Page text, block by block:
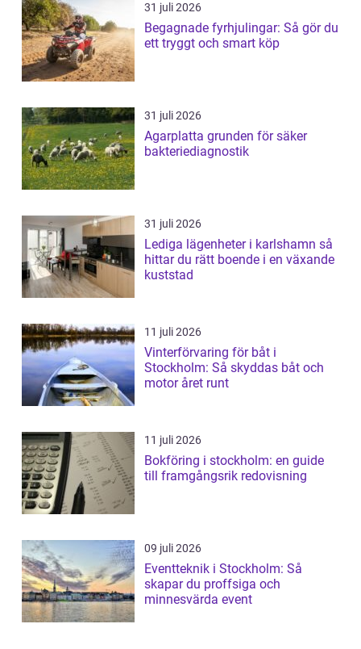
31 juli 2026
Begagnade fyrhjulingar: Så gör du
ett tryggt och smart köp
31 juli 2026
Agarplatta grunden för säker
bakteriediagnostik
31 juli 2026
Lediga lägenheter i karlshamn så
hittar du rätt boende i en växande
kuststad
11 juli 2026
Vinterförvaring för båt i
Stockholm: Så skyddas båt och
motor året runt
11 juli 2026
Bokföring i stockholm: en guide
till framgångsrik redovisning
09 juli 2026
Eventteknik i Stockholm: Så
skapar du proffsiga och
minnesvärda event